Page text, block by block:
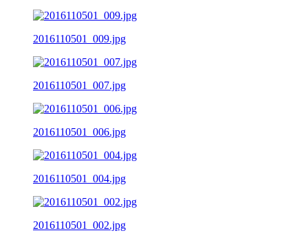
2016110501_009.jpg
2016110501_007.jpg
2016110501_006.jpg
2016110501_004.jpg
2016110501_002.jpg